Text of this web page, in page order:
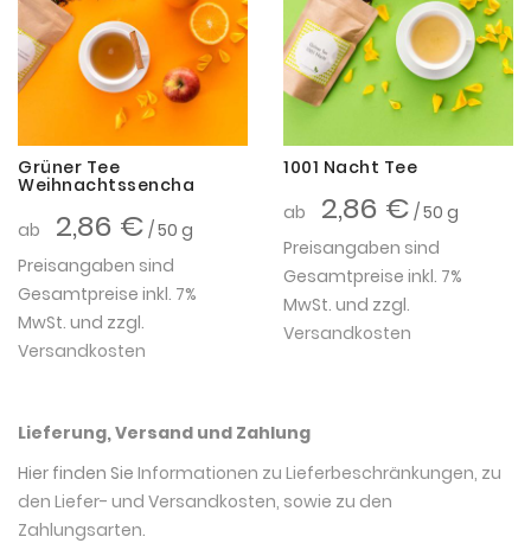
Grüner Tee
Weihnachtssencha
ab
2,86 € / 50 g
Preisangaben sind
Gesamtpreise inkl. 7%
MwSt. und zzgl.
Versandkosten
1001 Nacht Tee
ab
2,86 € / 50 g
Preisangaben sind
Gesamtpreise inkl. 7%
MwSt. und zzgl.
Versandkosten
Lieferung, Versand und Zahlung
Hier finden Sie Informationen zu Lieferbeschränkungen, zu
den Liefer- und Versandkosten, sowie zu den
Zahlungsarten.